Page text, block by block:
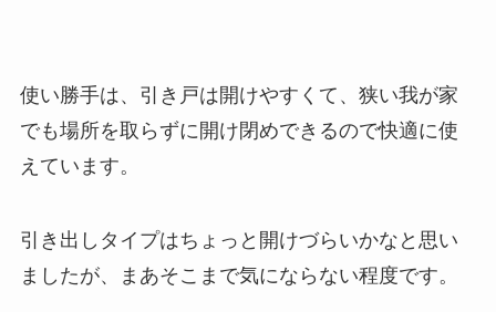
使い勝手は、引き戸は開けやすくて、狭い我が家
でも場所を取らずに開け閉めできるので快適に使
えています。
引き出しタイプはちょっと開けづらいかなと思い
ましたが、まあそこまで気にならない程度です。